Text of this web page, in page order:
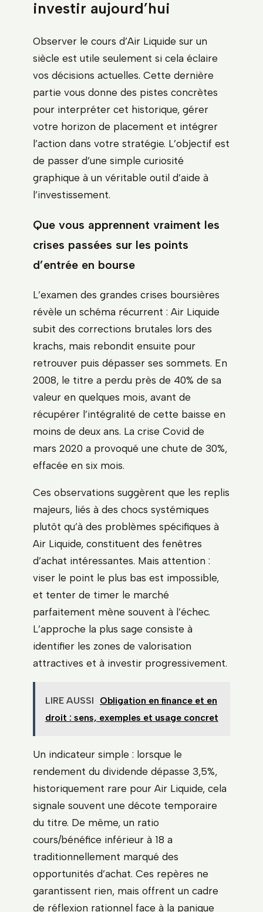
investir aujourd’hui
Observer le cours d’Air Liquide sur un
siècle est utile seulement si cela éclaire
vos décisions actuelles. Cette dernière
partie vous donne des pistes concrètes
pour interpréter cet historique, gérer
votre horizon de placement et intégrer
l’action dans votre stratégie. L’objectif est
de passer d’une simple curiosité
graphique à un véritable outil d’aide à
l’investissement.
Que vous apprennent vraiment les
crises passées sur les points
d’entrée en bourse
L’examen des grandes crises boursières
révèle un schéma récurrent : Air Liquide
subit des corrections brutales lors des
krachs, mais rebondit ensuite pour
retrouver puis dépasser ses sommets. En
2008, le titre a perdu près de 40% de sa
valeur en quelques mois, avant de
récupérer l’intégralité de cette baisse en
moins de deux ans. La crise Covid de
mars 2020 a provoqué une chute de 30%,
effacée en six mois.
Ces observations suggèrent que les replis
majeurs, liés à des chocs systémiques
plutôt qu’à des problèmes spécifiques à
Air Liquide, constituent des fenêtres
d’achat intéressantes. Mais attention :
viser le point le plus bas est impossible,
et tenter de timer le marché
parfaitement mène souvent à l’échec.
L’approche la plus sage consiste à
identifier les zones de valorisation
attractives et à investir progressivement.
LIRE AUSSI
Obligation en finance et en
droit : sens, exemples et usage concret
Un indicateur simple : lorsque le
rendement du dividende dépasse 3,5%,
historiquement rare pour Air Liquide, cela
signale souvent une décote temporaire
du titre. De même, un ratio
cours/bénéfice inférieur à 18 a
traditionnellement marqué des
opportunités d’achat. Ces repères ne
garantissent rien, mais offrent un cadre
de réflexion rationnel face à la panique